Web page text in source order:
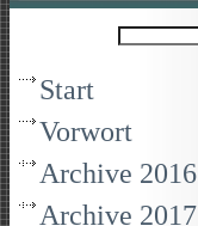
Start
Vorwort
Archive 2016
Archive 2017